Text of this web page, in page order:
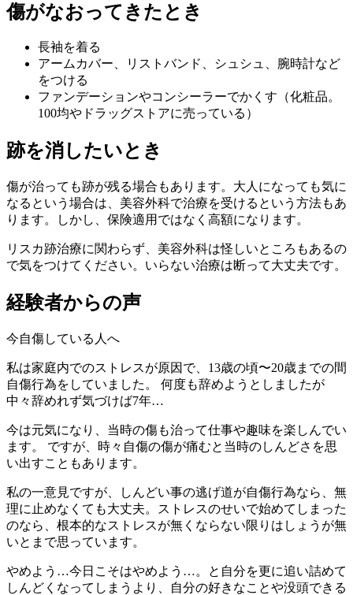
傷がなおってきたとき
長袖を着る
アームカバー、リストバンド、シュシュ、腕時計など
をつける
ファンデーションやコンシーラーでかくす（化粧品。
100均やドラッグストアに売っている）
跡を消したいとき
傷が治っても跡が残る場合もあります。大人になっても気に
なるという場合は、美容外科で治療を受けるという方法もあ
ります。しかし、保険適用ではなく高額になります。
リスカ跡治療に関わらず、美容外科は怪しいところもあるの
で気をつけてください。いらない治療は断って大丈夫です。
経験者からの声
今自傷している人へ
私は家庭内でのストレスが原因で、13歳の頃〜20歳までの間
自傷行為をしていました。 何度も辞めようとしましたが
中々辞めれず気づけば7年…
今は元気になり、当時の傷も治って仕事や趣味を楽しんでい
ます。 ですが、時々自傷の傷が痛むと当時のしんどさを思
い出すこともあります。
私の一意見ですが、しんどい事の逃げ道が自傷行為なら、無
理に止めなくても大丈夫。ストレスのせいで始めてしまった
のなら、根本的なストレスが無くならない限りはしょうが無
いとまで思っています。
やめよう…今日こそはやめよう…。と自分を更に追い詰めて
しんどくなってしまうより、自分の好きなことや没頭できる